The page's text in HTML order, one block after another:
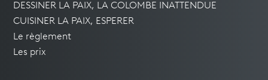
DESSINER LA PAIX, LA COLOMBE INATTENDUE
CUISINER LA PAIX, ESPERER
Le règlement
Les prix